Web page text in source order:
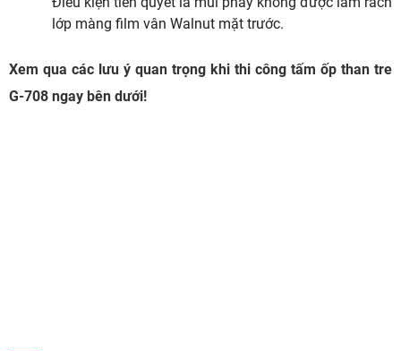
lớp màng film vân Walnut mặt trước.
Xem qua các lưu ý quan trọng khi thi công tấm ốp than tre
G-708 ngay bên dưới!